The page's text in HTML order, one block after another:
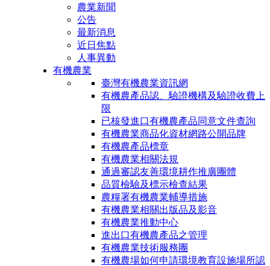
農業新聞
公告
最新消息
近日焦點
人事異動
有機農業
臺灣有機農業資訊網
有機農產品認、驗證機構及驗證收費上
限
已核發進口有機農產品同意文件查詢
有機農業商品化資材網路公開品牌
有機農產品標章
有機農業相關法規
通過審認友善環境耕作推廣團體
品質檢驗及標示檢查結果
農糧署有機農業輔導措施
有機農業相關出版品及影音
有機農業推動中心
進出口有機農產品之管理
有機農業技術服務團
有機農場如何申請環境教育設施場所認